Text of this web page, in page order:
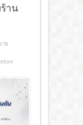
าน
าย